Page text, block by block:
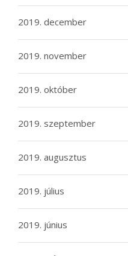
2019. december
2019. november
2019. október
2019. szeptember
2019. augusztus
2019. július
2019. június